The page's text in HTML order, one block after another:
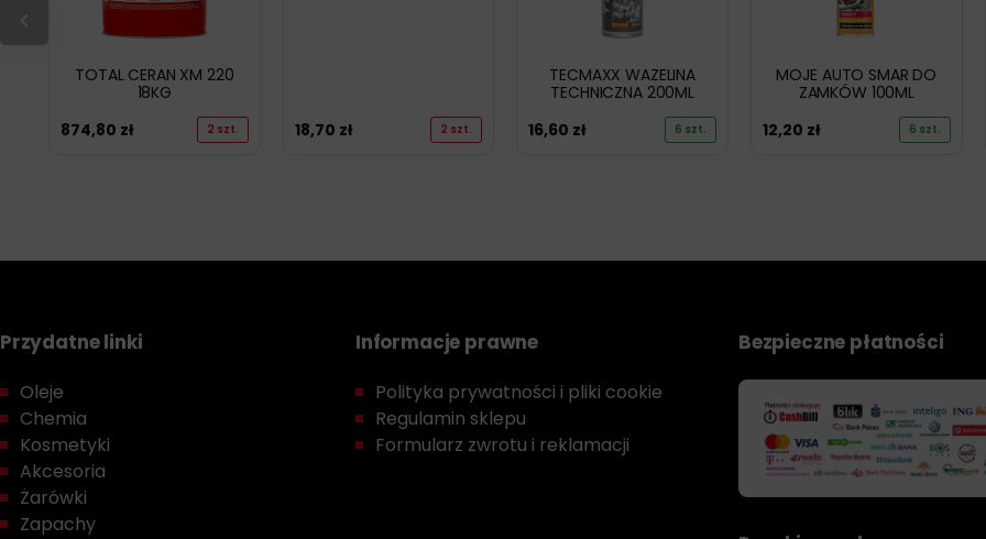
TOTAL CERAN XM 220
18KG
874,80 zł 2 szt. 18,70 zł 2 szt.
TECMAXX WAZELINA
TECHNICZNA 200ML
16,60 zł 6 szt.
MOJE AUTO SMAR DO
ZAMKÓW 100ML
12,20 zł 6 szt.
Przydatne linki
Oleje
Chemia
Kosmetyki
Akcesoria
Żarówki
Zapachy
Informacje prawne
Polityka prywatności i pliki cookie
Regulamin sklepu
Formularz zwrotu i reklamacji
Bezpieczne płatności